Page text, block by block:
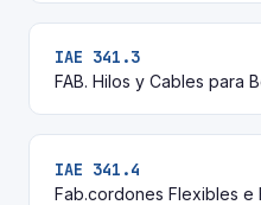
IAE 341.3
FAB. Hilos y Cables para
IAE 341.4
Fab.cordones Flexibles e